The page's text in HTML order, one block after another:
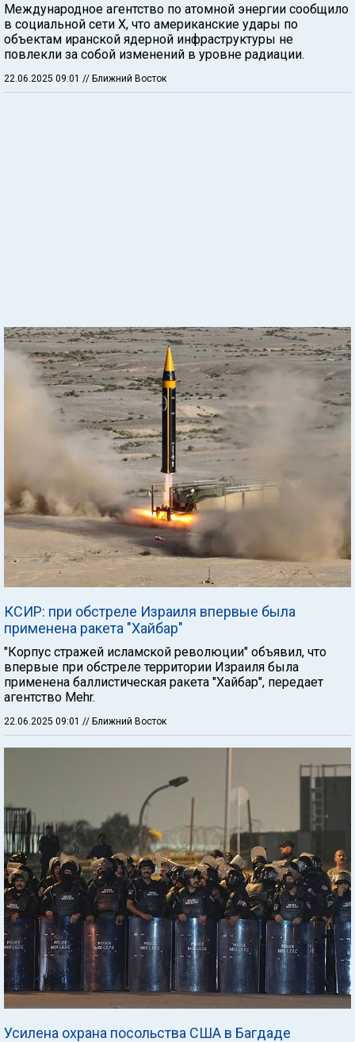
Международное агентство по атомной энергии сообщило
в социальной сети X, что американские удары по
объектам иранской ядерной инфраструктуры не
повлекли за собой изменений в уровне радиации.
22.06.2025 09:01 // Ближний Восток
КСИР: при обстреле Израиля впервые была
применена ракета "Хайбар"
"Корпус стражей исламской революции" объявил, что
впервые при обстреле территории Израиля была
применена баллистическая ракета "Хайбар", передает
агентство Mehr.
22.06.2025 09:01 // Ближний Восток
Усилена охрана посольства США в Багдаде